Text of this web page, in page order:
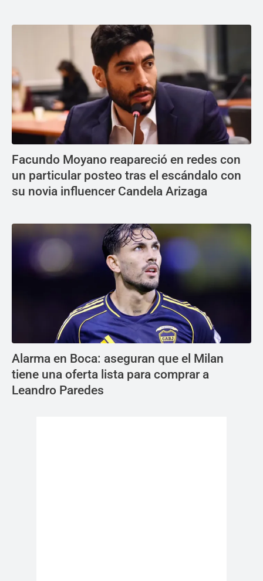
Facundo Moyano reapareció en redes con
un particular posteo tras el escándalo con
su novia influencer Candela Arizaga
Alarma en Boca: aseguran que el Milan
tiene una oferta lista para comprar a
Leandro Paredes